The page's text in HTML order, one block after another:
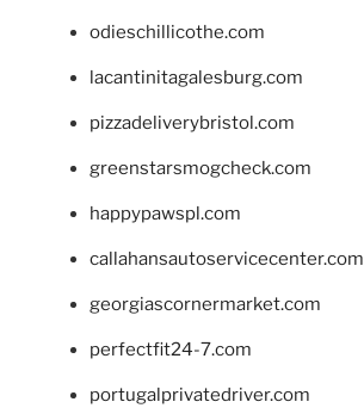
odieschillicothe.com
lacantinitagalesburg.com
pizzadeliverybristol.com
greenstarsmogcheck.com
happypawspl.com
callahansautoservicecenter.com
georgiascornermarket.com
perfectfit24-7.com
portugalprivatedriver.com